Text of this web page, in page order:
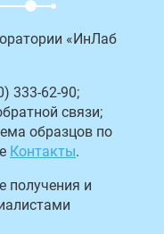
«ИнЛаб
333-62-90;
связи;
образцов по
Контакты.
получения и